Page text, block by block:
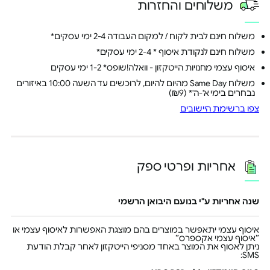
משלוחים והחזרות
משלוח חינם לבית לקוח / למקום העבודה 2-4 ימי עסקים*
משלוח חינם לנקודת איסוף * 2-4 ימי עסקים*
איסוף עצמי מחנויות הייטקזון - וואלה!שופס* 1-2 ימי עסקים
משלוח Same Day מהיום להיום, לרוכשים עד השעה 10:00 באיזורים
נבחרים בימי א'-ה'* (₪9)
צפו ברשימת היישובים
אחריות ופרטי ספק
שנה אחריות ע"י בנועם היבואן הרשמי
איסוף עצמי יתאפשר במוצרים בהם מוצגת האפשרות לאיסוף עצמי או
״איסוף עצמי אקספרס״
ניתן לאסוף את המוצר באחד מסניפי הייטקזון לאחר קבלת הודעת
SMS: